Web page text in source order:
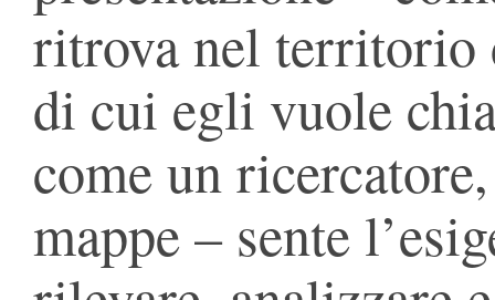
ritrova nel territorio
di cui egli vuole
come un
mappe – sente